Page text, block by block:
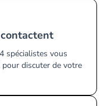
contactent
spécialistes vous
discuter de votre